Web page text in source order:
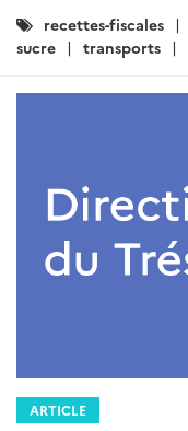
Catégories
:
recettes-fiscales
sucre
transports
ARTICLE